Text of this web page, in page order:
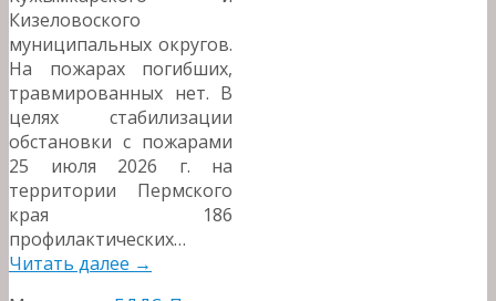
Кизеловоского
муниципальных округов.
На пожарах погибших,
травмированных нет. В
целях стабилизации
обстановки с пожарами
25 июля 2026 г. на
территории Пермского
края 186
профилактических…
Читать далее →